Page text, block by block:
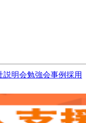
説明会勉強会事例採用